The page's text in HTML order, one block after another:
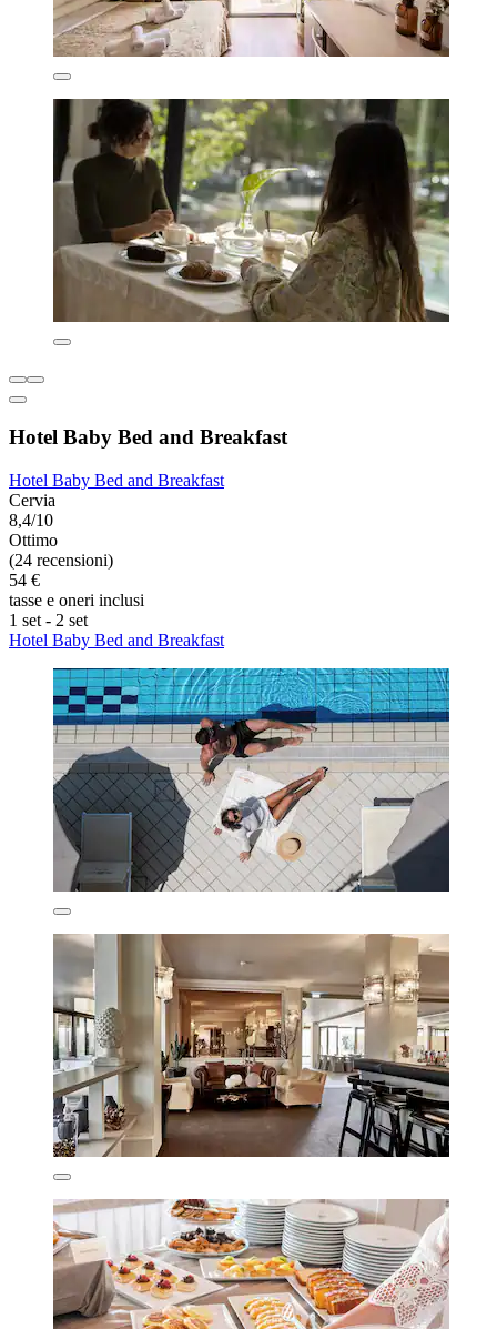
Hotel Baby Bed and Breakfast
Hotel Baby Bed and Breakfast
Cervia
8,4/10
Ottimo
(24 recensioni)
54 €
tasse e oneri inclusi
1 set - 2 set
Hotel Baby Bed and Breakfast